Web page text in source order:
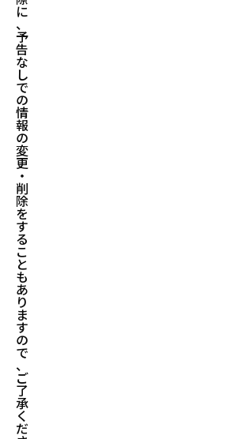
に
、
予
告
な
し
で
の
情
報
の
変
更
・
削
除
を
す
る
こ
と
も
あ
り
ま
す
の
で
、
ご
了
承
く
だ